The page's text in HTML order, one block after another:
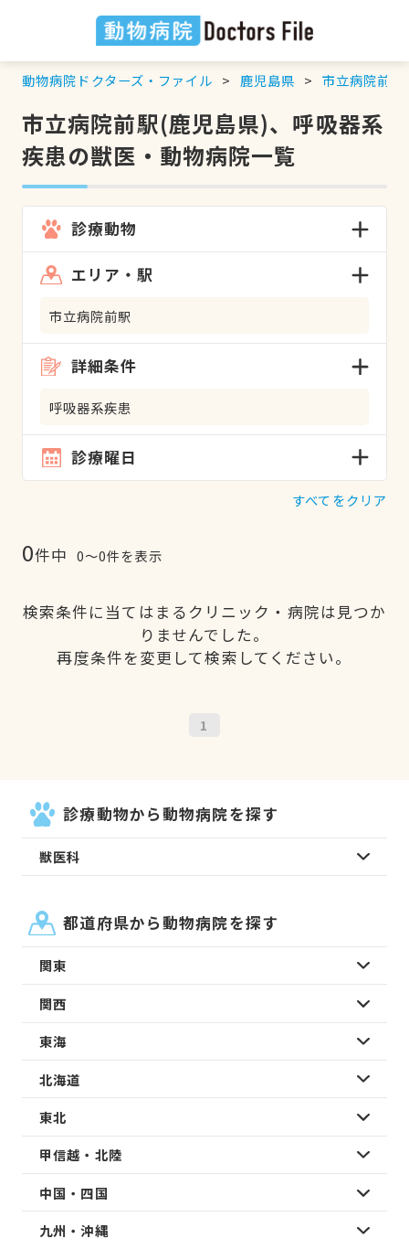
動物病院ドクターズ・ファイル 鹿児島県 市立病院前駅
市立病院前駅(鹿児島県)、呼吸器系
疾患の獣医・動物病院一覧
診療動物
エリア・駅
市立病院前駅
詳細条件
呼吸器系疾患
診療曜日
すべてをクリア
0件中 0〜0件を表示
検索条件に当てはまるクリニック・病院は見つか
りませんでした。
再度条件を変更して検索してください。
1
診療動物から動物病院を探す
獣医科
都道府県から動物病院を探す
関東
関西
東海
北海道
東北
甲信越・北陸
中国・四国
九州・沖縄